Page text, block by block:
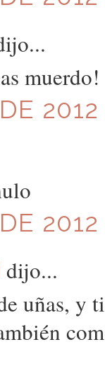
muerdo!
dijo...
uñas, y